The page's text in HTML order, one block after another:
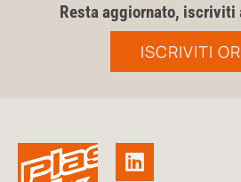
Resta aggiornato, iscriviti
ISCRIVITI